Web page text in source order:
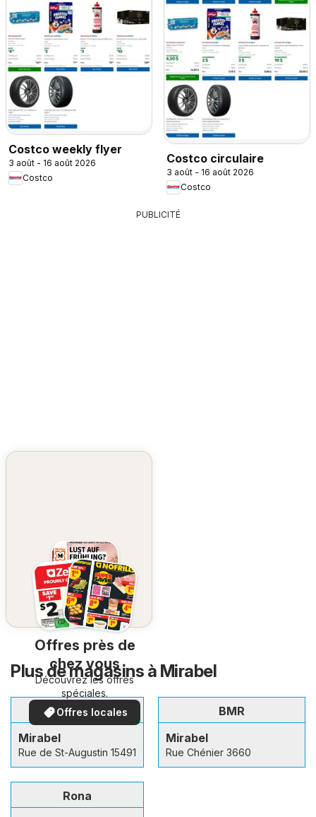
Costco weekly flyer
3 août - 16 août 2026
Costco
Costco circulaire
3 août - 16 août 2026
Costco
PUBLICITÉ
Offres près de
chez vous
Découvrez les offres
spéciales.
Offres locales
Plus de magasins à Mirabel
Home Hardware
Mirabel
Rue de St-Augustin 15491
BMR
Mirabel
Rue Chénier 3660
Rona